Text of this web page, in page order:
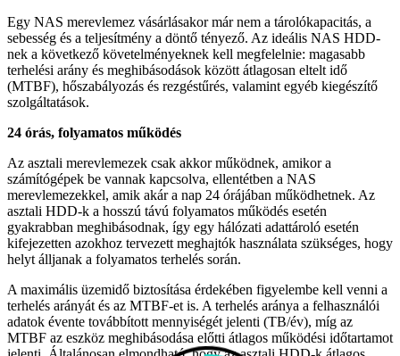
Egy NAS merevlemez vásárlásakor már nem a tárolókapacitás, a
sebesség és a teljesítmény a döntő tényező. Az ideális NAS HDD-
nek a következő követelményeknek kell megfelelnie: magasabb
terhelési arány és meghibásodások között átlagosan eltelt idő
(MTBF), hőszabályozás és rezgéstűrés, valamint egyéb kiegészítő
szolgáltatások.
24 órás, folyamatos működés
Az asztali merevlemezek csak akkor működnek, amikor a
számítógépek be vannak kapcsolva, ellentétben a NAS
merevlemezekkel, amik akár a nap 24 órájában működhetnek. Az
asztali HDD-k a hosszú távú folyamatos működés esetén
gyakrabban meghibásodnak, így egy hálózati adattároló esetén
kifejezetten azokhoz tervezett meghajtók használata szükséges, hogy
helyt álljanak a folyamatos terhelés során.
A maximális üzemidő biztosítása érdekében figyelembe kell venni a
terhelés arányát és az MTBF-et is. A terhelés aránya a felhasználói
adatok évente továbbított mennyiségét jelenti (TB/év), míg az
MTBF az eszköz meghibásodása előtti átlagos működési időtartamot